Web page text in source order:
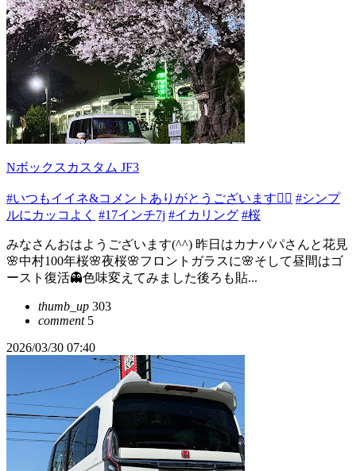
Nボックスカスタム JF3
#いつもイイネ&コメントありがとうございます🙇‍♂️ #シンプ
ルにカッコよく #17インチ7j #イカリング #桜
みなさんおはようございます(^^) 昨日はカナパパさんと花見
🌸中村100年桜🌸夜桜🌸フロントガラスに🌸そして昼間はゴ
ースト復活👻色味変えてみました後ろも貼...
thumb_up 303
comment5
2026/03/30 07:40